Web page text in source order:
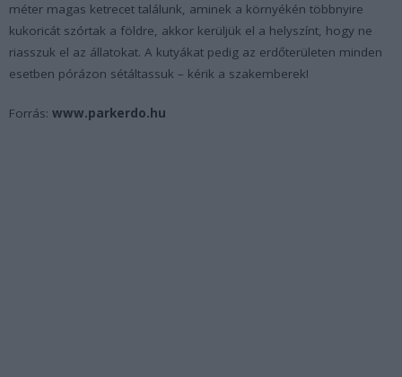
méter magas ketrecet találunk, aminek a környékén többnyire
kukoricát szórtak a földre, akkor kerüljük el a helyszínt, hogy ne
riasszuk el az állatokat. A kutyákat pedig az erdőterületen minden
esetben pórázon sétáltassuk – kérik a szakemberek!
Forrás: www.parkerdo.hu